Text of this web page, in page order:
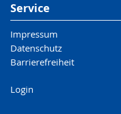
Service
Impressum
Datenschutz
Barrierefreiheit
Login